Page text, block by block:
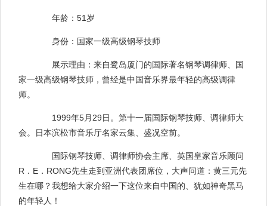
年龄：51岁
身份：国家一级高级钢琴技师
展示理由：来自鹭岛厦门的国际著名钢琴调律师、国
家一级高级钢琴技师，曾经是中国音乐界最年轻的高级调律
师。
1999年5月29日。第十一届国际钢琴技师、调律师大
会。日本滨松市音乐厅名家云集、盛况空前。
国际钢琴技师、调律师协会主席、英国皇家音乐顾问
R．E．RONG先生走到亚洲代表团席位，大声问道：黄三元先
生在哪？我想给大家介绍一下这位来自中国的、犹如神奇黑马
的年轻人！